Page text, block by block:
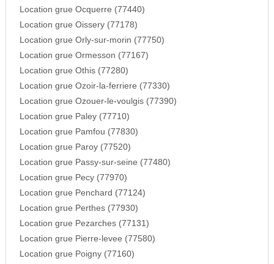
Location grue Ocquerre (77440)
Location grue Oissery (77178)
Location grue Orly-sur-morin (77750)
Location grue Ormesson (77167)
Location grue Othis (77280)
Location grue Ozoir-la-ferriere (77330)
Location grue Ozouer-le-voulgis (77390)
Location grue Paley (77710)
Location grue Pamfou (77830)
Location grue Paroy (77520)
Location grue Passy-sur-seine (77480)
Location grue Pecy (77970)
Location grue Penchard (77124)
Location grue Perthes (77930)
Location grue Pezarches (77131)
Location grue Pierre-levee (77580)
Location grue Poigny (77160)